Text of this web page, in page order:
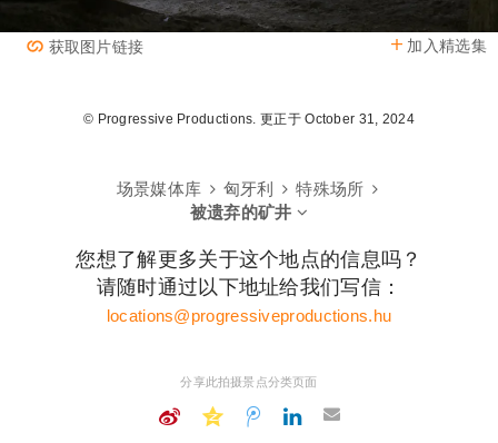
加入精选集
获取图片链接
© Progressive Productions. 更正于 October 31, 2024
场景媒体库 匈牙利
特殊场所
被遗弃的矿井
您想了解更多关于这个地点的信息吗？
请随时通过以下地址给我们写信：
locations@progressiveproductions.hu
分享此拍摄景点分类页面